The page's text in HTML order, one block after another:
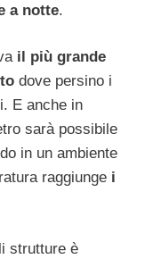
a notte.
il più grande
dove persino i
E anche in
sarà possibile
in un ambiente
raggiunge i
strutture è